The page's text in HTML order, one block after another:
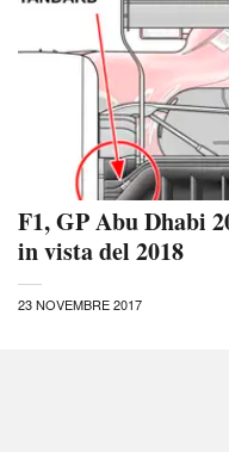
F1, GP Abu Dhabi
in vista del 2018
23 NOVEMBRE 2017